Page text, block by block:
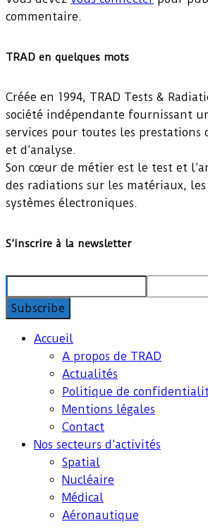
commentaire.
TRAD en quelques mots
Créée en 1994, TRAD Tests &
société indépendante fournissant
services pour toutes les prestations
et d’analyse.
Son cœur de métier est le test et
des radiations sur les matériaux, les
systèmes électroniques.
S’inscrire à la newsletter
Accueil
A propos de TRAD
Actualités
Politique de
Mentions légales
Contact
Nos secteurs d’activités
Spatial
Nucléaire
Médical
Aéronautique